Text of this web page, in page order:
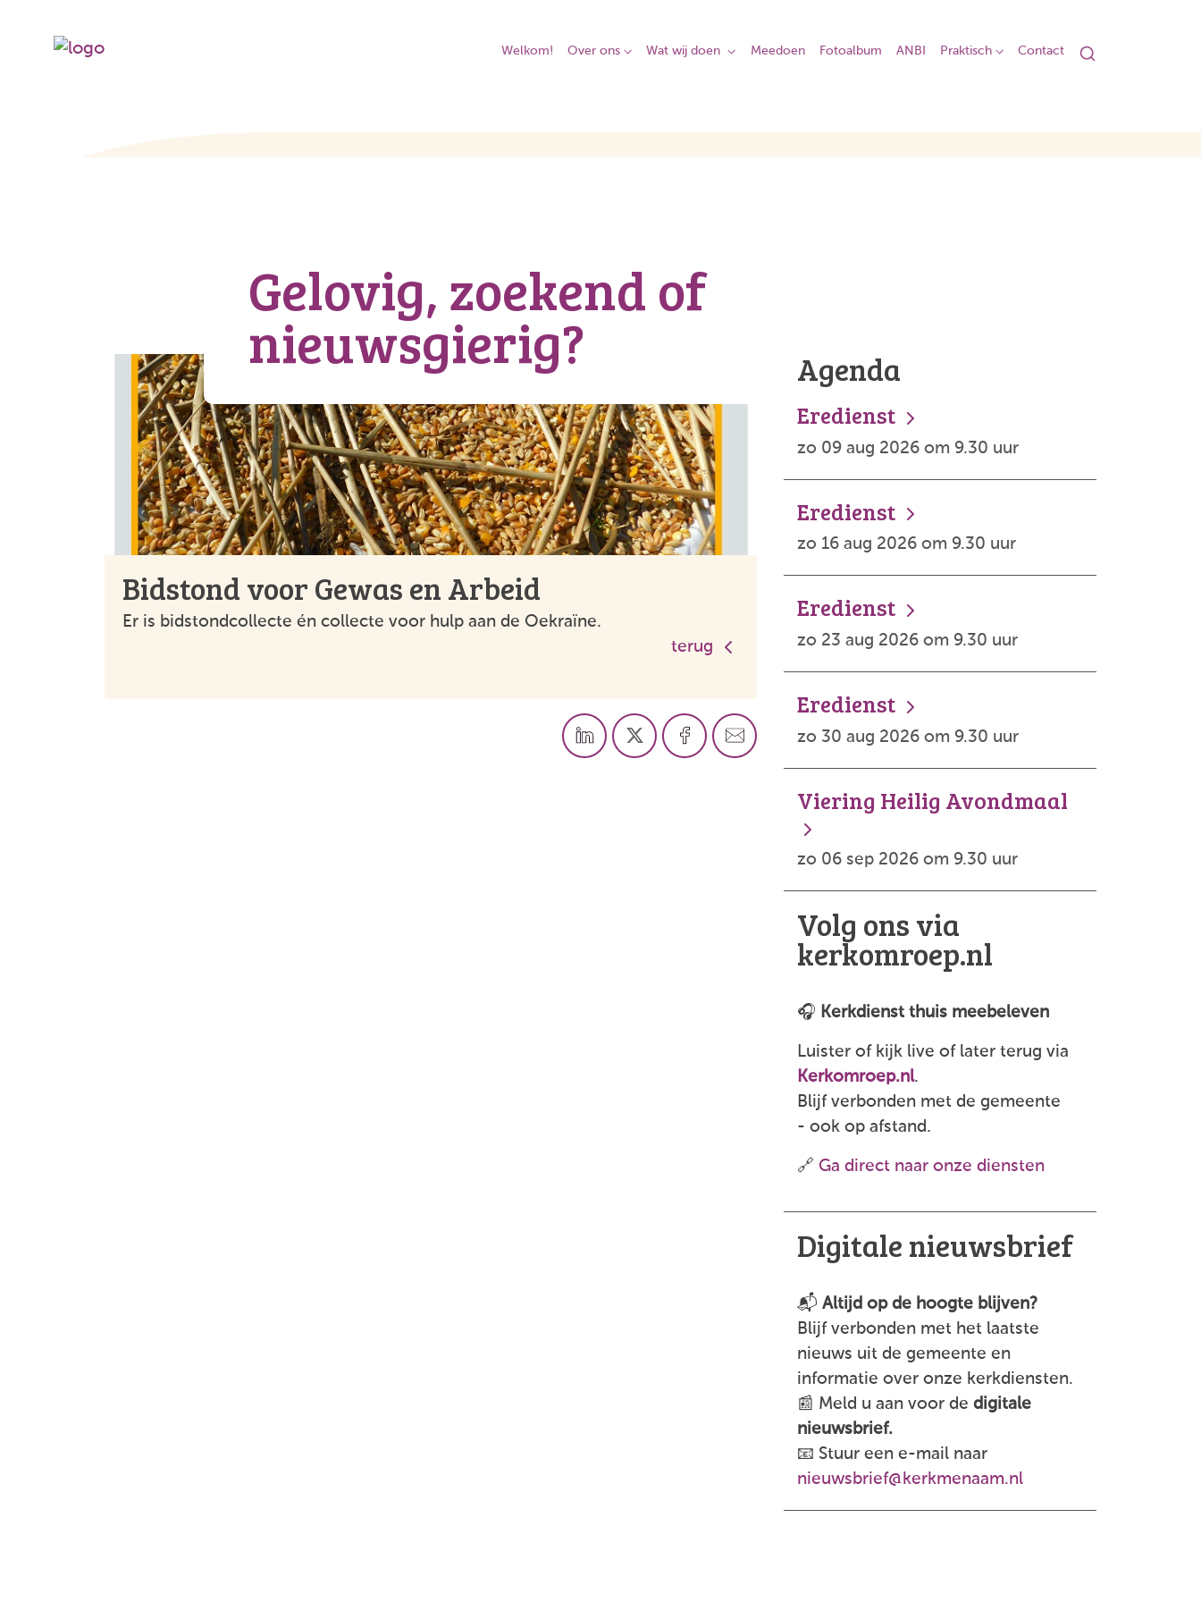
Welkom! Over ons Wat wij doen Meedoen Fotoalbum ANBI Praktisch Contact
Gelovig, zoekend of
nieuwsgierig?
Bidstond voor Gewas en Arbeid
Er is bidstondcollecte én collecte voor hulp aan de Oekraïne.
terug
Agenda
Eredienst
zo 09 aug 2026 om 9.30 uur
Eredienst
zo 16 aug 2026 om 9.30 uur
Eredienst
zo 23 aug 2026 om 9.30 uur
Eredienst
zo 30 aug 2026 om 9.30 uur
Viering Heilig Avondmaal
zo 06 sep 2026 om 9.30 uur
Volg ons via
kerkomroep.nl
🎧 Kerkdienst thuis meebeleven
Luister of kijk live of later terug via
Kerkomroep.nl.
Blijf verbonden met de gemeente
- ook op afstand.
🔗 Ga direct naar onze diensten
Digitale nieuwsbrief
📬 Altijd op de hoogte blijven?
Blijf verbonden met het laatste
nieuws uit de gemeente en
informatie over onze kerkdiensten.
📰 Meld u aan voor de digitale
nieuwsbrief.
📧 Stuur een e-mail naar
nieuwsbrief@kerkmenaam.nl